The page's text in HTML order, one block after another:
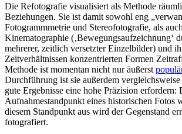
Die Refotografie visualisiert als Methode
Beziehungen. Sie ist damit sowohl eng
Fotogrammmetrie und Stereofotografie, als
Kinematographie (‚Bewegungsaufzeichnung‘
mehrerer, zeitlich versetzter Einzelbilder) und
Zeitverhältnissen konzentrierten Formen
Methode ist momentan nicht nur äußerst
Durchführung ist sie außerdem
gute Ergebnisse eine hohe Präzision erfordern:
Aufnahmestandpunkt eines historischen Fotos
diesem Standpunkt aus wird der Gegenstand
fotografiert.
M
A
R
K
K
)
,
H
a
m
b
u
r
g
o
t
o
:
B
e
r
n
d
S
p
y
r
a
2
4
.
4
:
3
.
©
M
u
s
e
u
m
R
o
t
h
e
n
b
a
u
m
(
M
A
R